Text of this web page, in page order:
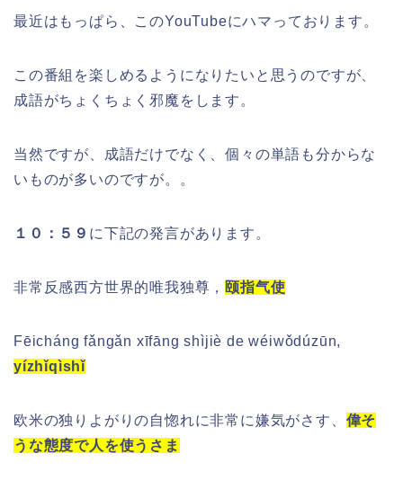
最近はもっぱら、このYouTubeにハマっております。
この番組を楽しめるようになりたいと思うのですが、
成語がちょくちょく邪魔をします。
当然ですが、成語だけでなく、個々の単語も分からな
いものが多いのですが。。
１０：５９ に下記の発言があります。
非常反感西方世界的唯我独尊， 颐指气使
Fēicháng fǎngǎn xīfāng shìjiè de wéiwǒdúzūn,
yízhǐqìshǐ
欧米の独りよがりの自惚れに非常に嫌気がさす、 偉そ
うな態度で人を使うさま